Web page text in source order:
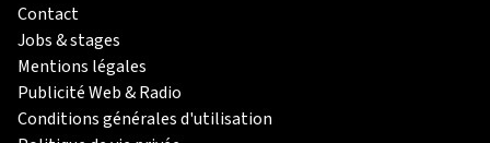
Contact
Jobs & stages
Mentions légales
Publicité Web & Radio
Conditions générales d'utilisation